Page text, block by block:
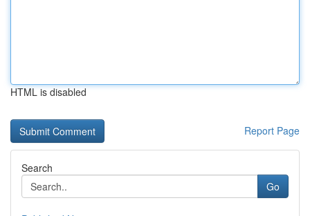
HTML is disabled
Report Page
Search
Go